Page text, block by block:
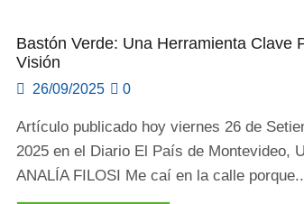
Bastón Verde: Una Herramienta Clave
Visión
26/09/2025 0
Artículo publicado hoy viernes 26 de
2025 en el Diario El País de Montevideo,
ANALÍA FILOSI Me caí en la calle